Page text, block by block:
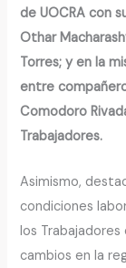
de UOCRA con
Othar
Torres; y en la
entre
Comodoro
Trabajadores.
Asimismo,
condiciones
los
cambios en la